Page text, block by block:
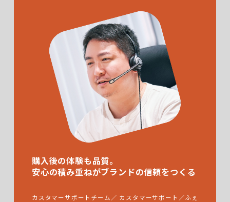
購入後の体験も品質。
安心の積み重ねがブランドの信頼をつくる
カスタマーサポートチーム／ カスタマーサポート／ふぇ